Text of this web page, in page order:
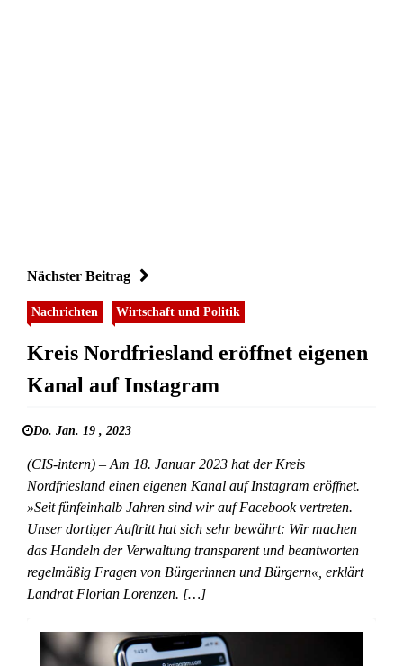
Nächster Beitrag
Nachrichten Wirtschaft und Politik
Kreis Nordfriesland eröffnet eigenen
Kanal auf Instagram
Do. Jan. 19 , 2023
(CIS-intern) – Am 18. Januar 2023 hat der Kreis
Nordfriesland einen eigenen Kanal auf Instagram eröffnet.
»Seit fünfeinhalb Jahren sind wir auf Facebook vertreten.
Unser dortiger Auftritt hat sich sehr bewährt: Wir machen
das Handeln der Verwaltung transparent und beantworten
regelmäßig Fragen von Bürgerinnen und Bürgern«, erklärt
Landrat Florian Lorenzen. […]